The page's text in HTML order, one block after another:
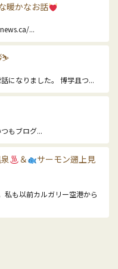
暖かなお話
...
⛷
になりました。 博学且つ...
もブログ...
＆
サーモン遡上見
私も以前カルガリー空港から